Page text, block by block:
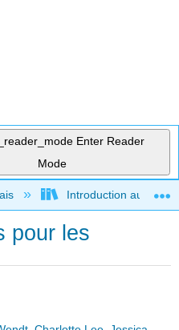
Enter Reader
Mode
hierarchy
Introduction au
pour les